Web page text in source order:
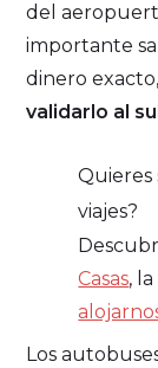
del
importante
dinero
validarlo al
Quieres
viajes?
Casas,
Los